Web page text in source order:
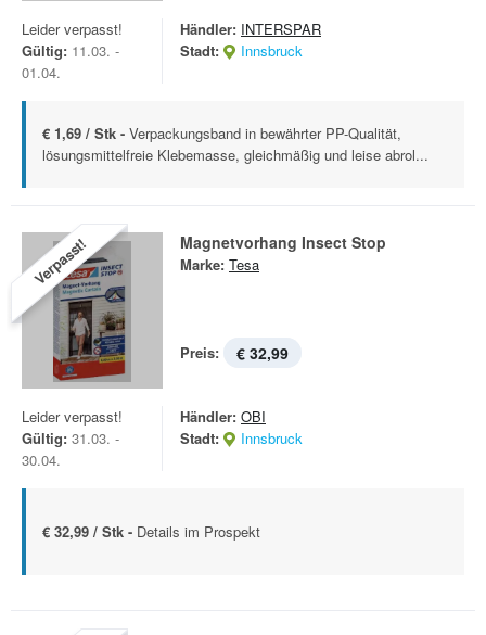
Leider verpasst!
Gültig: 11.03. -
01.04.
Händler: INTERSPAR
Stadt:
Innsbruck
€ 1,69 / Stk - Verpackungsband in bewährter PP-Qualität,
lösungsmittelfreie Klebemasse, gleichmäßig und leise abrol...
Verpasst! Magnetvorhang Insect Stop
Marke: Tesa
Preis: € 32,99
Leider verpasst!
Gültig: 31.03. -
30.04.
Händler: OBI
Stadt:
Innsbruck
€ 32,99 / Stk - Details im Prospekt